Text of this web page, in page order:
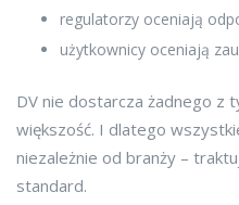
regulatorzy oceniają
użytkownicy oceniają
DV nie dostarcza żadnego z
większość. I dlatego
niezależnie od branży –
standard.